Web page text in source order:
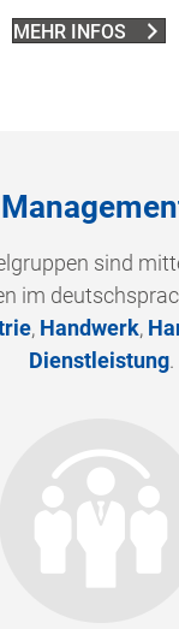
MEHR INFOS
sind
im
, Handwerk,
Dienstleistung.